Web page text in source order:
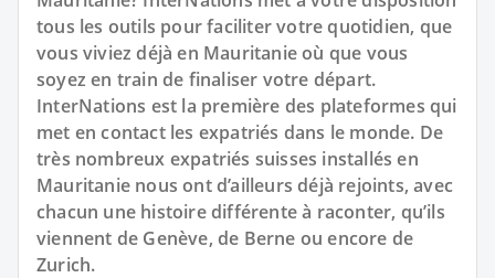
tous les outils pour faciliter votre quotidien, que
vous viviez déjà en Mauritanie où que vous
soyez en train de finaliser votre départ.
InterNations est la première des plateformes qui
met en contact les expatriés dans le monde. De
très nombreux expatriés suisses installés en
Mauritanie nous ont d’ailleurs déjà rejoints, avec
chacun une histoire différente à raconter, qu’ils
viennent de Genève, de Berne ou encore de
Zurich.